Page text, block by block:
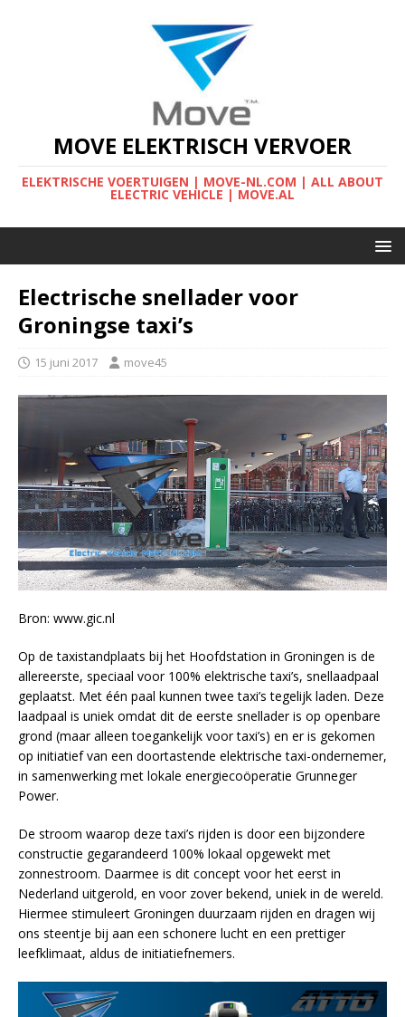
MOVE ELEKTRISCH VERVOER
ELEKTRISCHE VOERTUIGEN | MOVE-NL.COM | ALL ABOUT
ELECTRIC VEHICLE | MOVE.AL
Electrische snellader voor
Groningse taxi’s
15 juni 2017 move45
Bron: www.gic.nl
Op de taxistandplaats bij het Hoofdstation in Groningen is de
allereerste, speciaal voor 100% elektrische taxi’s, snellaadpaal
geplaatst. Met één paal kunnen twee taxi’s tegelijk laden. Deze
laadpaal is uniek omdat dit de eerste snellader is op openbare
grond (maar alleen toegankelijk voor taxi’s) en er is gekomen
op initiatief van een doortastende elektrische taxi-ondernemer,
in samenwerking met lokale energiecoöperatie Grunneger
Power.
De stroom waarop deze taxi’s rijden is door een bijzondere
constructie gegarandeerd 100% lokaal opgewekt met
zonnestroom. Daarmee is dit concept voor het eerst in
Nederland uitgerold, en voor zover bekend, uniek in de wereld.
Hiermee stimuleert Groningen duurzaam rijden en dragen wij
ons steentje bij aan een schonere lucht en een prettiger
leefklimaat, aldus de initiatiefnemers.